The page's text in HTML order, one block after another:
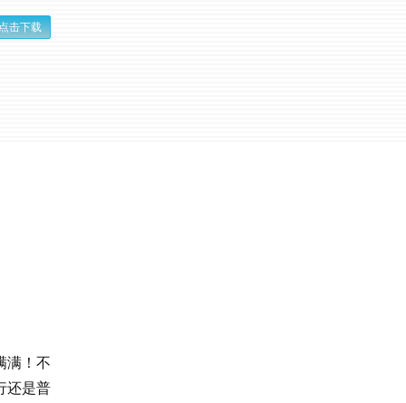
击下载
满！不
还是普